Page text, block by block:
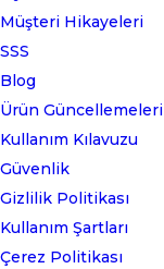
Müşteri Hikayeleri
SSS
Blog
Ürün Güncellemeleri
Kullanım Kılavuzu
Güvenlik
Gizlilik Politikası
Kullanım Şartları
Çerez Politikası